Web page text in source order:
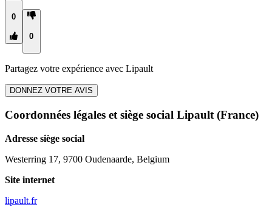
0
0
Partagez votre expérience avec Lipault
DONNEZ VOTRE AVIS
Coordonnées légales et siège social Lipault (France)
Adresse siège social
Westerring 17, 9700 Oudenaarde, Belgium
Site internet
lipault.fr